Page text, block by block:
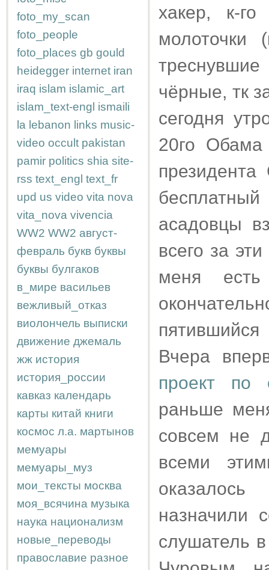
foto_my_scan
foto_people
foto_places gb gould
heidegger internet iran
iraq islam islamic_art
islam_text-engl ismaili
la lebanon links music-
video occult pakistan
pamir politics shia site-
rss text_engl text_fr
upd us video vita nova
vita_nova vivencia
WW2 WW2 август-
февраль букв буквы
буквы булгаков
в_мире васильев
вежливый_отказ
виолончель выписки
движение джемаль
жж история
история_россии
кавказ календарь
карты китай книги
космос л.а. мартынов
мемуары
мемуары_муз
мои_тексты москва
моя_всячина музыка
наука национализм
новые_переводы
православие разное
хакер, к-
чёрные, тк
сегодня
20го
асадовцы
всего за
меня
Вчера
проект по
раньше
совсем не
всеми
назначили
слушатель